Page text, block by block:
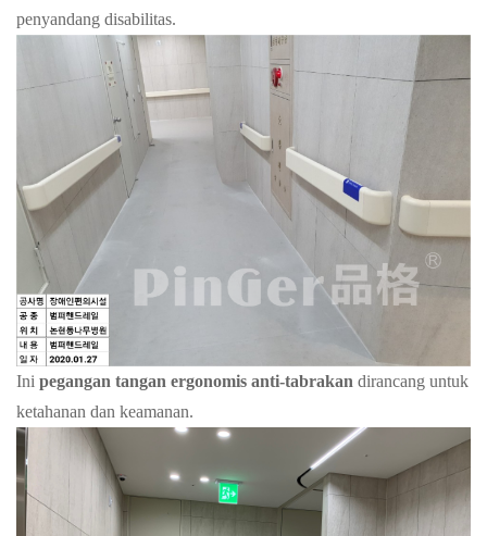
penyandang disabilitas.
Ini pegangan tangan ergonomis anti-tabrakan dirancang untuk
ketahanan dan keamanan.